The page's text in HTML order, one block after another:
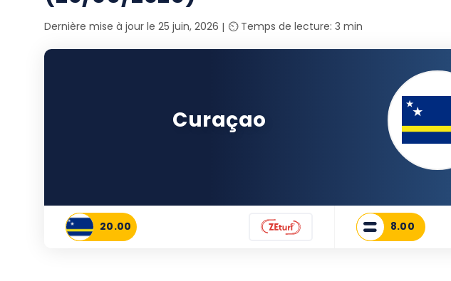
Dernière mise à jour le 25 juin, 2026 ⏲️ Temps de lecture: 3 min
Curaçao
20.00 8.00